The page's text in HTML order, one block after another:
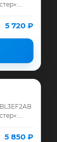
5 720 ₽
5 850 ₽